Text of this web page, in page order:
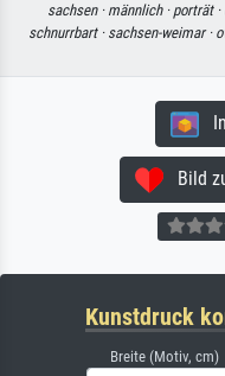
sachsen · männlich · porträt ·
schnurrbart · sachsen-weimar ·
Bild zu
Kunstdruck
Breite (Motiv, cm)